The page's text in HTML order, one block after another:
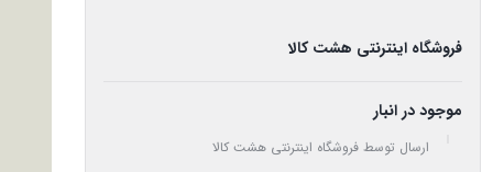
فروشگاه اینترنتی هشت کالا
موجود در انبار
ارسال توسط فروشگاه اینترنتی هشت کالا